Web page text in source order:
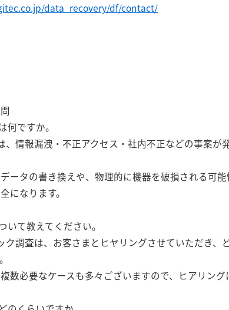
data_recovery/df/contact/
何ですか。
、情報漏洩・不正アクセス・社内不正などの事案
ータの書き換えや、物理的に機器を破損される可
になります。
いて教えてください。
ク調査は、お客さまとヒヤリングさせていただき
数必要なケースも多々ございますので、ヒアリング